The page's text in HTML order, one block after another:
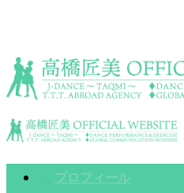
プロフィール